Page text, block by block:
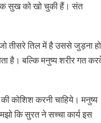
सुख को खो चुकी हैं। संत
तीसरे तिल में है उससे जुड़ना हो
है। बल्कि मनुष्य शरीर गत
कोशिश करनी चाहिये। मनुष्य
कि सुरत ने सच्चा कार्य इस